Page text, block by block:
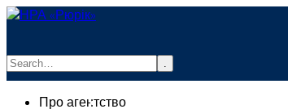
.
info@rurik.com.ua
Про агентство